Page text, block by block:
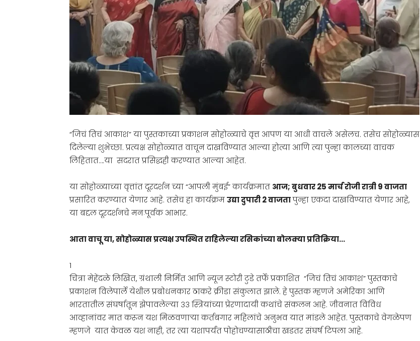
“जिचं तिचं आकाश” या पुस्तकाच्या प्रकाशन सोहोळ्याचे वृत्त आपण या आधी वाचले असेलच. तसेच सोहोळ्यास
दिलेल्या शुभेच्छा. प्रत्यक्ष सोहोळ्यात वाचून दाखविण्यात आल्या होत्या आणि त्या पुन्हा कालच्या वाचक
लिहितात….या सदरात प्रसिद्धही करण्यात आल्या आहेत.
या सोहोळ्याच्या वृत्तांत दूरदर्शन च्या “आपली मुंबई” कार्यक्रमात आज; बुधवार 25 मार्च रोजी रात्री 9 वाजता
प्रसारित करण्यात येणार आहे. तसेच हा कार्यक्रमउद्या दुपारी 2 वाजतापुन्हा एकदा दाखविण्यात येणार आहे,
या बद्दल दूरदर्शनचे मनःपूर्वक आभार.
आता वाचू या, सोहोळ्यास प्रत्यक्ष उपस्थित राहिलेल्या रसिकांच्या बोलक्या प्रतिक्रिया…
1
चित्रा मेहेंदळे लिखित, ग्रंथाली निर्मित आणि न्यूज स्टोरी टुडे तर्फे प्रकाशित “जिचं तिचं आकाश” पुस्तकाचे
प्रकाशन विलेपार्ले येथील प्रबोधनकार ठाकरे क्रीडा संकुलात झाले. हे पुस्तक म्हणजे अमेरिका आणि
भारतातील संघर्षातून झेपावलेल्या ३३ स्त्रियांच्या प्रेरणादायी कथांचे संकलन आहे. जीवनात विविध
आव्हानांवर मात करून यश मिळवणाऱ्या कर्तबगार महिलांचे अनुभव यात मांडले आहेत. पुस्तकाचे वेगळेपण
म्हणजे यात केवळ यश नाही, तर त्या यशापर्यंत पोहोचण्यासाठीचा खडतर संघर्ष टिपला आहे.